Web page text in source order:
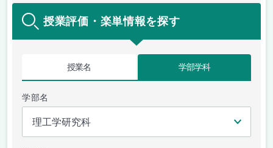
授業評価・楽単情報を探す
授業名 学部学科
学部名